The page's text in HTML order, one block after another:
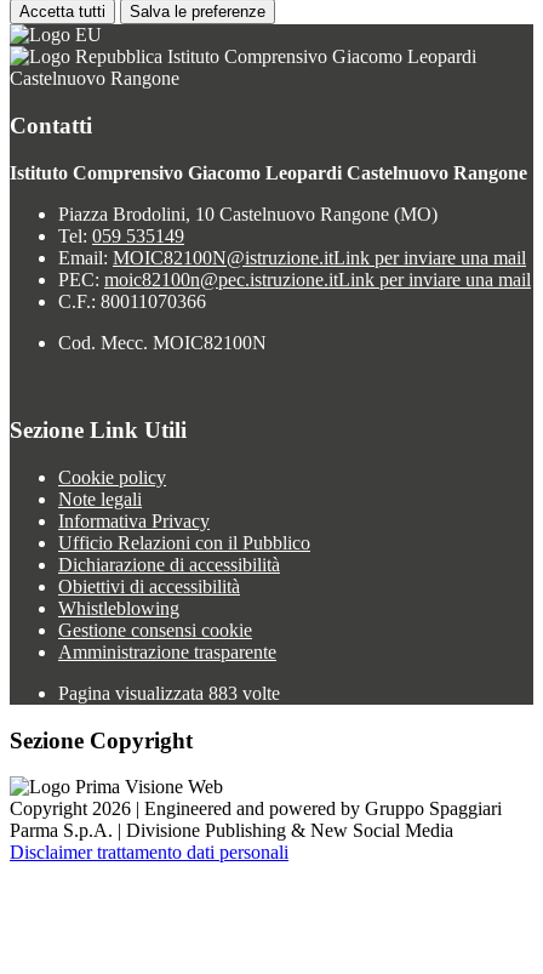
Accetta tutti Salva le preferenze
Istituto Comprensivo Giacomo Leopardi
Castelnuovo Rangone
Contatti
Istituto Comprensivo Giacomo Leopardi Castelnuovo Rangone
Piazza Brodolini, 10 Castelnuovo Rangone (MO)
Tel: 059 535149
Email: MOIC82100N@istruzione.itLink per inviare una mail
PEC: moic82100n@pec.istruzione.itLink per inviare una mail
C.F.: 80011070366
Cod. Mecc. MOIC82100N
Sezione Link Utili
Cookie policy
Note legali
Informativa Privacy
Ufficio Relazioni con il Pubblico
Dichiarazione di accessibilità
Obiettivi di accessibilità
Whistleblowing
Gestione consensi cookie
Amministrazione trasparente
Pagina visualizzata 883 volte
Sezione Copyright
Copyright 2026 | Engineered and powered by Gruppo Spaggiari
Parma S.p.A. | Divisione Publishing & New Social Media
Disclaimer trattamento dati personali